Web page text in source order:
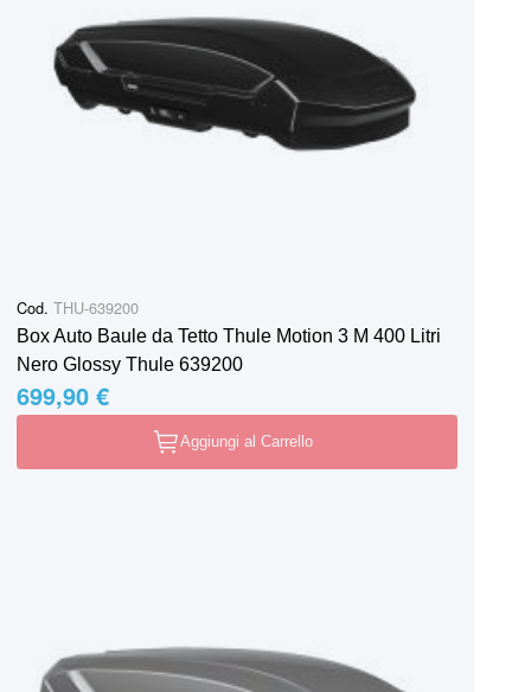
Cod. THU-639200
Box Auto Baule da Tetto Thule Motion 3 M 400 Litri
Nero Glossy Thule 639200
699,90 €
Aggiungi al Carrello